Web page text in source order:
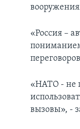
«Россия –
«НАТО - не
вызовы», -